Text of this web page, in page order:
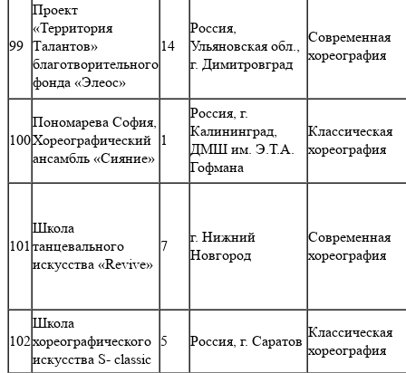
99
Проект
«Территория
Талантов»
благотворительного
фонда «Элеос»
14
Россия,
Ульяновская обл.,
г. Димитровград
Современная
хореография
100
Пономарева София,
Хореографический
ансамбль «Сияние»
1
Россия, г.
Калининград,
ДМШ им. Э.Т.А.
Гофмана
Классическая
хореография
101
Школа
танцевального
искусства «Revive»
7
г. Нижний
Новгород
Современная
хореография
102
Школа
хореографического
искусства S- classic
5 Россия, г. Саратов
Классическая
хореография